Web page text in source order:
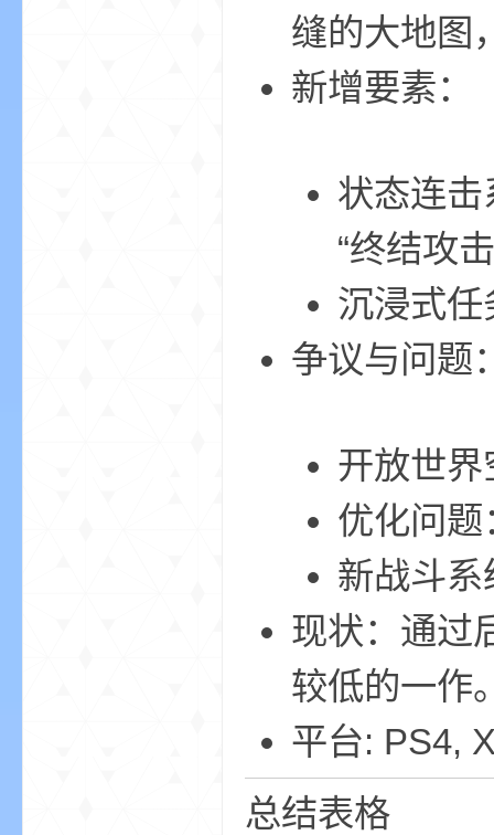
缝的大地图
新增要素：
状态连击
“终结攻
沉浸式
争议与问题
开放世
优化问
新战斗
现状：通过
较低的一作
平台: PS4,
总结表格